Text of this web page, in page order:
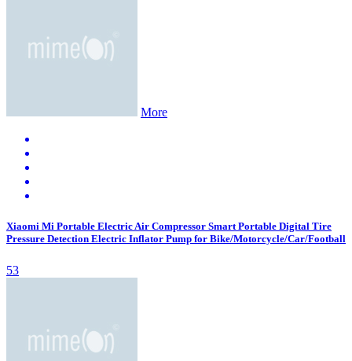
More
Xiaomi Mi Portable Electric Air Compressor Smart Portable Digital Tire
Pressure Detection Electric Inflator Pump for Bike/Motorcycle/Car/Football
53